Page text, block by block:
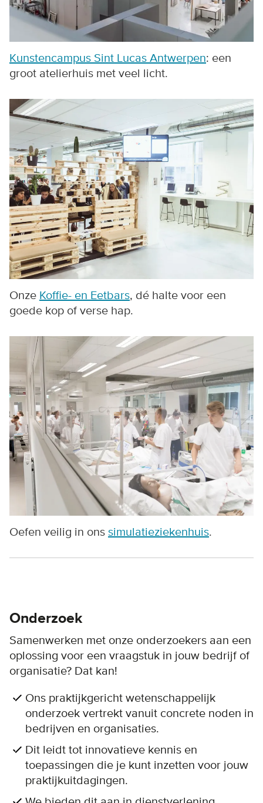
Kunstencampus Sint Lucas Antwerpen: een
groot atelierhuis met veel licht.
Onze Koffie- en Eetbars, dé halte voor een
goede kop of verse hap.
Oefen veilig in ons simulatieziekenhuis.
Onderzoek
Samenwerken met onze onderzoekers aan een
oplossing voor een vraagstuk in jouw bedrijf of
organisatie? Dat kan!
Ons praktijkgericht wetenschappelijk
onderzoek vertrekt vanuit concrete noden in
bedrijven en organisaties.
Dit leidt tot innovatieve kennis en
toepassingen die je kunt inzetten voor jouw
praktijkuitdagingen.